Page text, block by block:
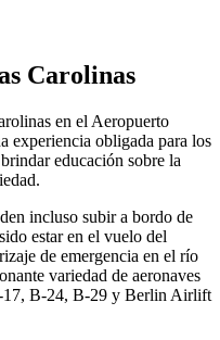
Carolinas
en el Aeropuerto
experiencia obligada para los
educación sobre la
incluso subir a bordo de
estar en el vuelo del
de emergencia en el río
variedad de aeronaves
17, B-24, B-29 y Berlin Airlift